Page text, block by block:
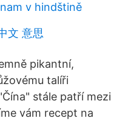
v hindštině
文 意思
pikantní,
talíři
stále patří mezi
vám recept na